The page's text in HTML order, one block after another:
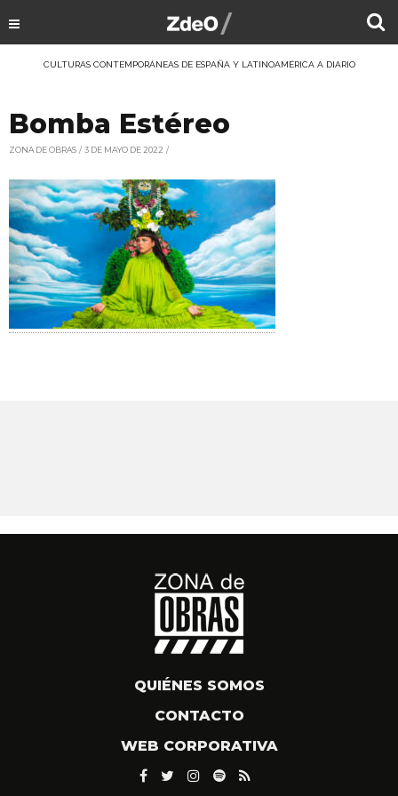
CULTURAS CONTEMPORÁNEAS DE ESPAÑA Y LATINOAMÉRICA A DIARIO
Bomba Estéreo
ZONA DE OBRAS 3 DE MAYO DE 2022
QUIÉNES SOMOS
CONTACTO
WEB CORPORATIVA